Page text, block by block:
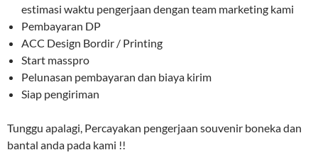
estimasi waktu pengerjaan dengan team marketing kami
Pembayaran DP
ACC Design Bordir / Printing
Start masspro
Pelunasan pembayaran dan biaya kirim
Siap pengiriman
Tunggu apalagi, Percayakan pengerjaan souvenir boneka dan
bantal anda pada kami !!